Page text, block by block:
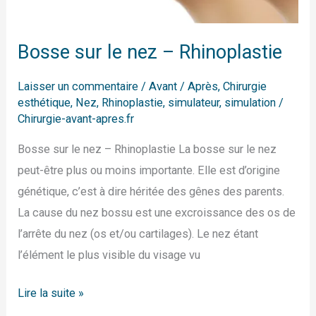
Bosse sur le nez – Rhinoplastie
Laisser un commentaire /Avant / Après,Chirurgie
esthétique, Nez, Rhinoplastie, simulateur, simulation /
Chirurgie-avant-apres.fr
Bosse sur le nez – Rhinoplastie La bosse sur le nez
peut-être plus ou moins importante. Elle est d’origine
génétique, c’est à dire héritée des gênes des parents.
La cause du nez bossu est une excroissance des os de
l’arrête du nez (os et/ou cartilages). Le nez étant
l’élément le plus visible du visage vu
Lire la suite »